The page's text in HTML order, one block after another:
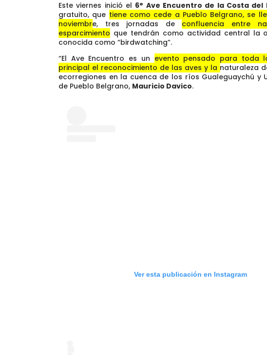
Este viernes inició el 6° Ave Encuentro de la Costa del
gratuito, que tiene como cede a Pueblo Belgrano, se
noviembre, tres jornadas de confluencia entre
esparcimiento que tendrán como actividad central la
conocida como “birdwatching”.
“El Ave Encuentro es un evento pensado para toda
principal el reconocimiento de las aves y la naturaleza
ecorregiones en la cuenca de los ríos Gualeguaychú y
de Pueblo Belgrano, Mauricio Davico.
Ver esta publicación en Instagram